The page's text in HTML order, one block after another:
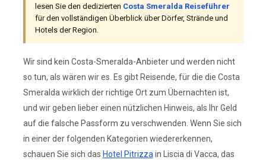
lesen Sie den dedizierten Costa Smeralda Reiseführer
für den vollständigen Überblick über Dörfer, Strände und
Hotels der Region.
Wir sind kein Costa-Smeralda-Anbieter und werden nicht
so tun, als wären wir es. Es gibt Reisende, für die die Costa
Smeralda wirklich der richtige Ort zum Übernachten ist,
und wir geben lieber einen nützlichen Hinweis, als Ihr Geld
auf die falsche Passform zu verschwenden. Wenn Sie sich
in einer der folgenden Kategorien wiedererkennen,
schauen Sie sich das Hotel Pitrizzain Liscia di Vacca, das